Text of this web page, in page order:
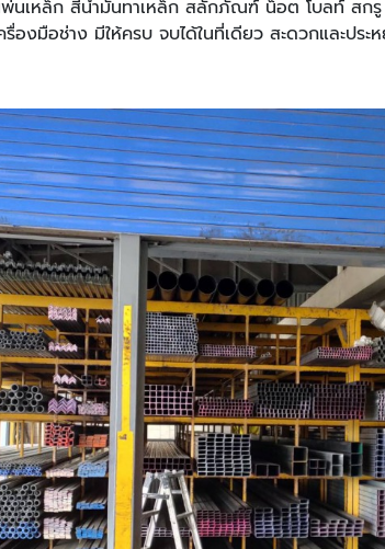
เหล็ก สีน้ำมันทาเหล็ก สลักภัณฑ์ น็อต โบลท์ สกรู
องมือช่าง มีให้ครบ จบได้ในที่เดียว สะดวกและปร